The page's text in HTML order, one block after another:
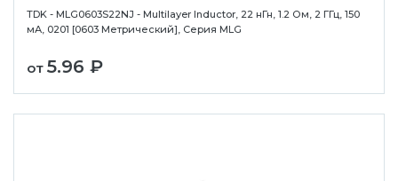
TDK - MLG0603S22NJ - Multilayer Inductor, 22 нГн, 1.2 Ом, 2 ГГц, 150
мА, 0201 [0603 Метрический], Серия MLG
от 5.96 ₽